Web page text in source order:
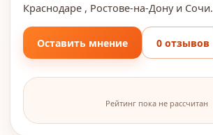
Краснодаре , Ростове-на-Дону и Сочи.
Оставить мнение 0 отзывов
Рейтинг пока не рассчитан